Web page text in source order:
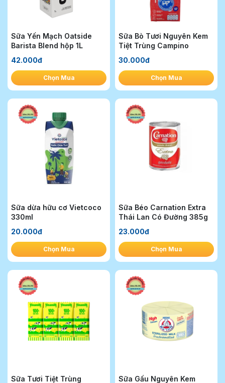
Sữa Yến Mạch Oatside
Barista Blend hộp 1L
42.000đ
Chọn Mua
Sữa Bò Tươi Nguyên Kem
Tiệt Trùng Campino
30.000đ
Chọn Mua
Sữa dừa hữu cơ Vietcoco
330ml
20.000đ
Chọn Mua
Sữa Béo Carnation Extra
Thái Lan Có Đường 385g
23.000đ
Chọn Mua
Sữa Tươi Tiệt Trùng Sữa Gấu Nguyên Kem